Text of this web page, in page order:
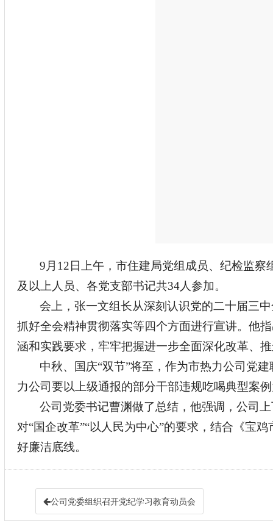
9月12日上午，市住建局党组成员、纪检监
及以上人员、各党支部书记共34人参加。
会上，张一文组长从深刻认识党的二十届三
抓好全会精神贯彻落实等四个方面进行宣讲。他
涵和实践要求，牢牢把握进一步全面深化改革、
中秋、国庆“双节”将至，作为市热力公司党
力公司要以上级通报的部分干部违规吃喝典型案
公司党委书记曹渊做了总结，他强调，公司
对“国企改革”“以人民为中心”的要求， 结合 《宝
好廉洁底线。
公司党委组织召开党纪学习教育动员会